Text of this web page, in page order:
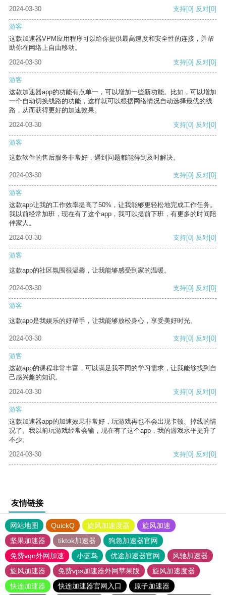
2024-03-30
支持[0] 反对[0]
游客
这款加速器VPM应用程序可以给你提供最高速度和安全性的连接，并帮
助你在网络上自由移动。
2024-03-30
支持[0] 反对[0]
游客
这款加速器app的功能有点单一，可以增加一些新功能。比如，可以增加
一个自动切换线路的功能，这样就可以根据网络情况自动选择最优的线
路，从而获得更好的加速效果。
2024-03-30
支持[0] 反对[0]
游客
这款软件的售后服务非常好，遇到问题都能得到及时解决。
2024-03-30 支持[0] 反对[0]
游客
这款app让我的工作效率提高了50%，让我能够更轻松地完成工作任务。
我以前经常加班，现在有了这个app，我可以提前下班，有更多的时间陪
伴家人。
2024-03-30
支持[0] 反对[0]
游客
这款app的社区氛围很温馨，让我能够感受到家的温暖。
2024-03-30 支持[0] 反对[0]
游客
这款app是我娱乐的好帮手，让我能够放松身心，享受美好时光。
2024-03-30 支持[0] 反对[0]
游客
这款app的课程非常丰富，可以满足我不同的学习需求，让我能够找到自
己感兴趣的知识。
2024-03-30
支持[0] 反对[0]
游客
这款加速器app的加速效果非常好，玩游戏再也不会出现卡顿、掉线的情
况了。我以前玩游戏经常会输，现在有了这个app，我的游戏水平提升了
不少。
2024-03-30
支持[0] 反对[0]
友情链接
网站地图 QuickQ 旋风加速度器
旋风加速
坚果加速器
tiktok加速器
狗急加速器官网
免费vqn外网加速
小蓝鸟 优途加速器官网
风驰加速器
旋风加速器
免费vps加速器外网苹果版
旋风加速度器
快连加速器
快连加速器官网入口 原子加速器